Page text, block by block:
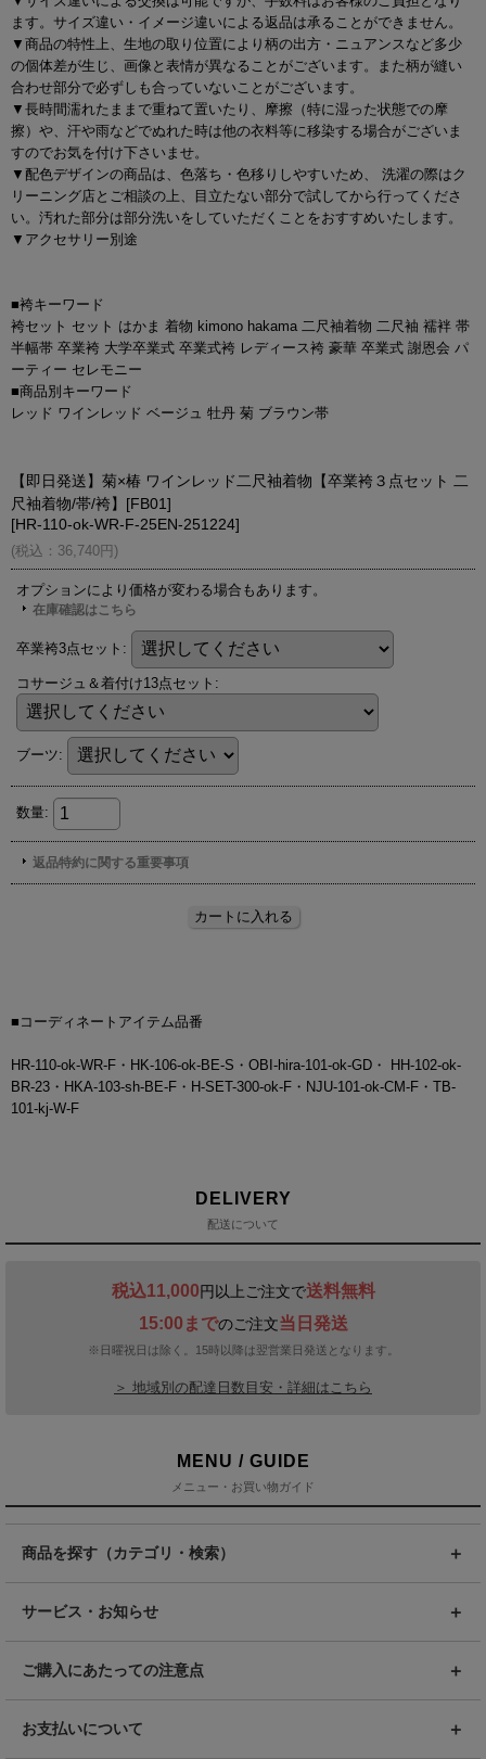
ます。サイズ違い・イメージ違いによる返品は承ることができません。
▼商品の特性上、生地の取り位置により柄の出方・ニュアンスなど多少
の個体差が生じ、画像と表情が異なることがございます。また柄が縫い
合わせ部分で必ずしも合っていないことがございます。
▼長時間濡れたままで重ねて置いたり、摩擦（特に湿った状態での摩
擦）や、汗や雨などでぬれた時は他の衣料等に移染する場合がございま
すのでお気を付け下さいませ。
▼配色デザインの商品は、色落ち・色移りしやすいため、 洗濯の際はク
リーニング店とご相談の上、目立たない部分で試してから行ってくださ
い。汚れた部分は部分洗いをしていただくことをおすすめいたします。
▼アクセサリー別途
■袴キーワード
袴セット セット はかま 着物 kimono hakama 二尺袖着物 二尺袖 襦袢 帯
半幅帯 卒業袴 大学卒業式 卒業式袴 レディース袴 豪華 卒業式 謝恩会 パ
ーティー セレモニー
■商品別キーワード
レッド ワインレッド ベージュ 牡丹 菊 ブラウン帯
■コーディネートアイテム品番
HR-110-ok-WR-F・HK-106-ok-BE-S・OBI-hira-101-ok-GD・ HH-102-ok-
BR-23・HKA-103-sh-BE-F・H-SET-300-ok-F・NJU-101-ok-CM-F・TB-
101-kj-W-F
DELIVERY
配送について
税込11,000円以上ご注文で送料無料
15:00までのご注文当日発送
※日曜祝日は除く。15時以降は翌営業日発送となります。
＞ 地域別の配達日数目安・詳細はこちら
MENU / GUIDE
メニュー・お買い物ガイド
商品を探す（カテゴリ・検索）
サービス・お知らせ
ご購入にあたっての注意点
お支払いについて